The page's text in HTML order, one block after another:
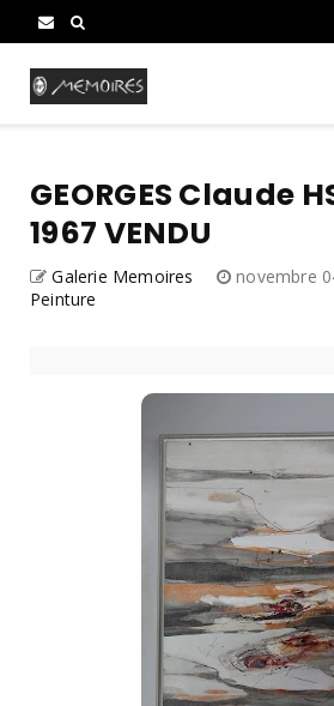
GEORGES Claude
1967 VENDU
Galerie Memoires
novembre
Peinture